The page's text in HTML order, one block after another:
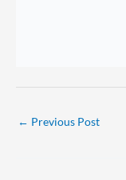
← Previous Post